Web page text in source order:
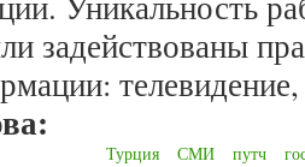
задействованы
Турция СМИ путч